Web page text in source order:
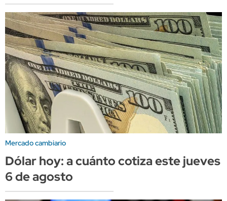
Mercado cambiario
Dólar hoy: a cuánto cotiza este jueves
6 de agosto